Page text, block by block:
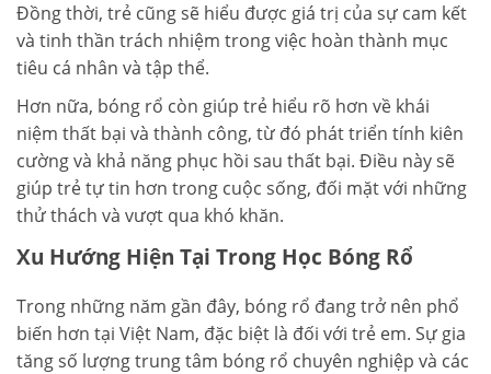
Đồng thời, trẻ cũng sẽ hiểu được giá trị của sự cam kết
và tinh thần trách nhiệm trong việc hoàn thành mục
tiêu cá nhân và tập thể.
Hơn nữa, bóng rổ còn giúp trẻ hiểu rõ hơn về khái
niệm thất bại và thành công, từ đó phát triển tính kiên
cường và khả năng phục hồi sau thất bại. Điều này sẽ
giúp trẻ tự tin hơn trong cuộc sống, đối mặt với những
thử thách và vượt qua khó khăn.
Xu Hướng Hiện Tại Trong Học Bóng Rổ
Trong những năm gần đây, bóng rổ đang trở nên phổ
biến hơn tại Việt Nam, đặc biệt là đối với trẻ em. Sự gia
tăng số lượng trung tâm bóng rổ chuyên nghiệp và các